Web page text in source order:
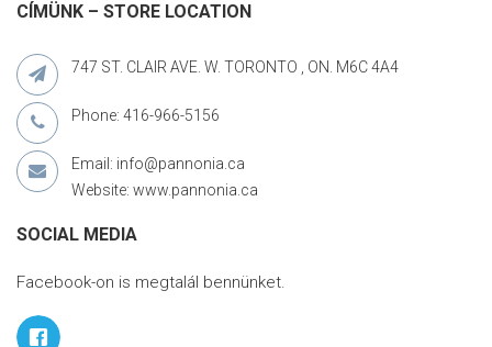
CÍMÜNK – STORE LOCATION
747 ST. CLAIR AVE. W. TORONTO , ON. M6C 4A4
Phone: 416-966-5156
Email: info@pannonia.ca
Website: www.pannonia.ca
SOCIAL MEDIA
Facebook-on is megtalál bennünket.